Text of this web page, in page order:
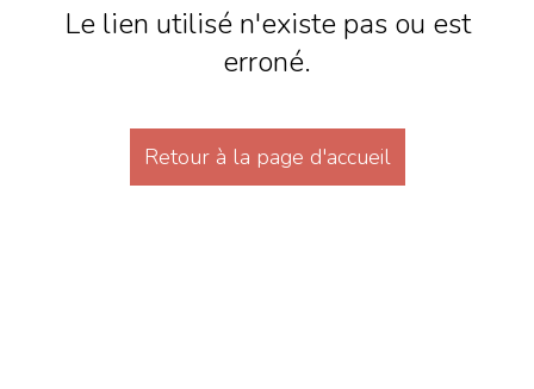
Le lien utilisé n'existe pas ou est
erroné.
Retour à la page d'accueil